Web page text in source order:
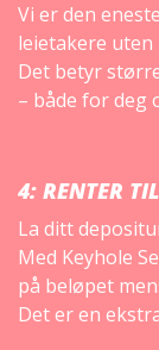
Vi er den
leietakere
Det betyr
– både for deg
4: RENTER
La ditt
Med Keyhole
på beløpet
Det er en